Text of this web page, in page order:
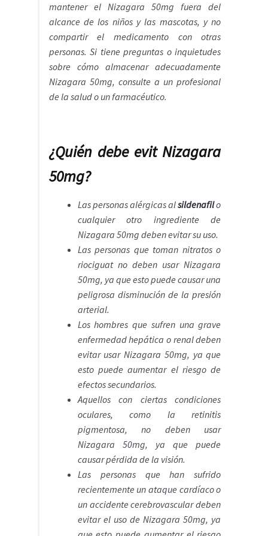
mantener el Nizagara 50mg fuera del
alcance de los niños y las mascotas, y no
compartir el medicamento con otras
personas. Si tiene preguntas o inquietudes
sobre cómo almacenar adecuadamente
Nizagara 50mg, consulte a un profesional
de la salud o un farmacéutico.
¿Quién debe evit Nizagara
50mg?
Las personas alérgicas alsildenafilo
cualquier otro ingrediente de
Nizagara 50mg deben evitar su uso.
Las personas que toman nitratos o
riociguat no deben usar Nizagara
50mg, ya que esto puede causar una
peligrosa disminución de la presión
arterial.
Los hombres que sufren una grave
enfermedad hepática o renal deben
evitar usar Nizagara 50mg, ya que
esto puede aumentar el riesgo de
efectos secundarios.
Aquellos con ciertas condiciones
oculares, como la retinitis
pigmentosa, no deben usar
Nizagara 50mg, ya que puede
causar pérdida de la visión.
Las personas que han sufrido
recientemente un ataque cardíaco o
un accidente cerebrovascular deben
evitar el uso de Nizagara 50mg, ya